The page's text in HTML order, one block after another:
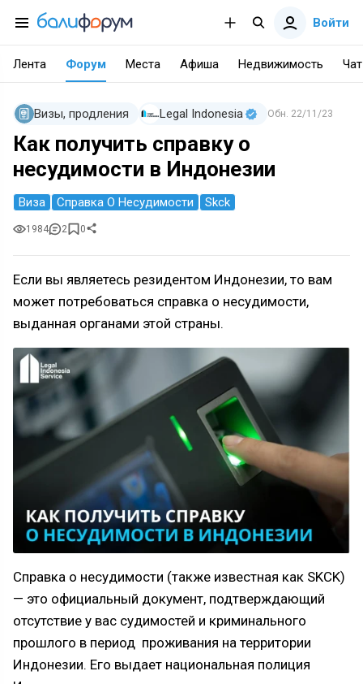
Войти
Лента Форум Места Афиша Недвижимость Чат
Визы, продления Legal Indonesia Обн. 22/11/23
Как получить справку о
несудимости в Индонезии
Виза Справка О Несудимости Skck
1984 2 0
Если вы являетесь резидентом Индонезии, то вам
может потребоваться справка о несудимости,
выданная органами этой страны.
Справка о несудимости (также известная как SKCK)
— это официальный документ, подтверждающий
отсутствие у вас судимостей и криминального
прошлого в период проживания на территории
Индонезии. Его выдает национальная полиция